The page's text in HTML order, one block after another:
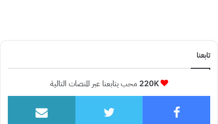
تابعنا
220K محب يتابعنا عبر المنصات التالية